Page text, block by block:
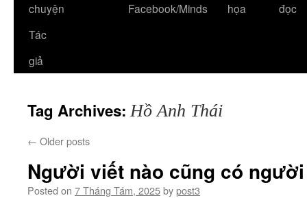
chuyện
Facebook/Minds
họa
đọc
Tác
giả
Tag Archives:Hồ Anh Thái
← Older posts
Người viết nào cũng có
Posted on 7 Tháng Tám, 2025bypost3